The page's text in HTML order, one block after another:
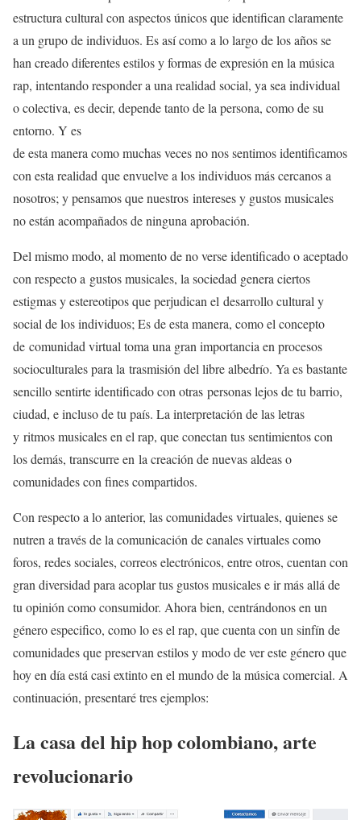
estructura cultural con aspectos únicos que identifican claramente
a un grupo de individuos. Es así como a lo largo de los años se
han creado diferentes estilos y formas de expresión en la música
rap, intentando responder a una realidad social, ya sea individual
o colectiva, es decir, depende tanto de la persona, como de su
entorno. Y es
de esta manera como muchas veces no nos sentimos identificamos
con esta realidad que envuelve a los individuos más cercanos a
nosotros; y pensamos que nuestros intereses y gustos musicales
no están acompañados de ninguna aprobación.
Del mismo modo, al momento de no verse identificado o aceptado
con respecto a gustos musicales, la sociedad genera ciertos
estigmas y estereotipos que perjudican el desarrollo cultural y
social de los individuos; Es de esta manera, como el concepto
de comunidad virtual toma una gran importancia en procesos
socioculturales para la trasmisión del libre albedrío. Ya es bastante
sencillo sentirte identificado con otras personas lejos de tu barrio,
ciudad, e incluso de tu país. La interpretación de las letras
y ritmos musicales en el rap, que conectan tus sentimientos con
los demás, transcurre en la creación de nuevas aldeas o
comunidades con fines compartidos.
Con respecto a lo anterior, las comunidades virtuales, quienes se
nutren a través de la comunicación de canales virtuales como
foros, redes sociales, correos electrónicos, entre otros, cuentan con
gran diversidad para acoplar tus gustos musicales e ir más allá de
tu opinión como consumidor. Ahora bien, centrándonos en un
género especifico, como lo es el rap, que cuenta con un sinfín de
comunidades que preservan estilos y modo de ver este género que
hoy en día está casi extinto en el mundo de la música comercial. A
continuación, presentaré tres ejemplos:
La casa del hip hop colombiano, arte
revolucionario